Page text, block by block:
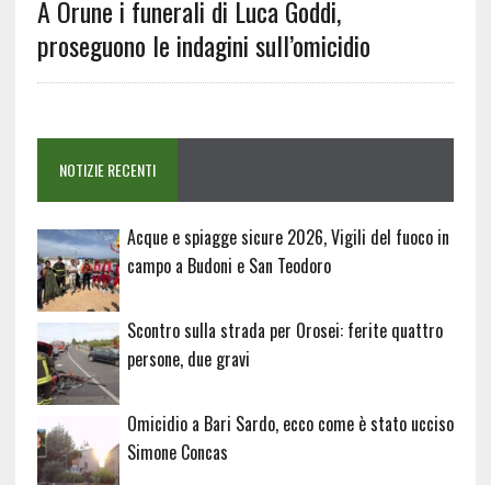
A Orune i funerali di Luca Goddi,
proseguono le indagini sull’omicidio
NOTIZIE RECENTI
Acque e spiagge sicure 2026, Vigili del fuoco in
campo a Budoni e San Teodoro
Scontro sulla strada per Orosei: ferite quattro
persone, due gravi
Omicidio a Bari Sardo, ecco come è stato ucciso
Simone Concas